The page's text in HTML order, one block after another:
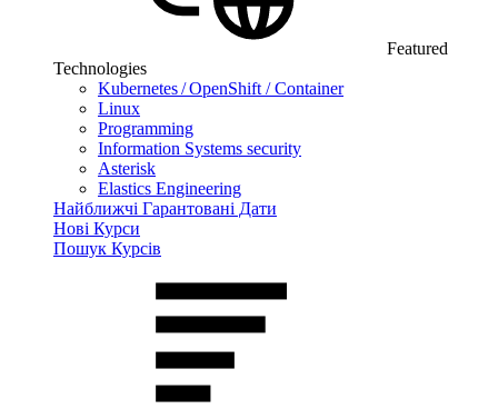
Featured
Technologies
Kubernetes / OpenShift / Container
Linux
Programming
Information Systems security
Asterisk
Elastics Engineering
Найближчі Гарантовані Дати
Нові Курси
Пошук Курсів